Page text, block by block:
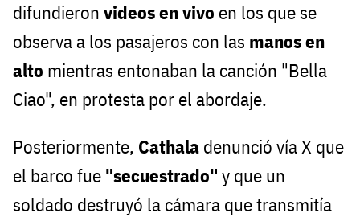
difundieron videos en vivo en los que se
observa a los pasajeros con las manos en
alto mientras entonaban la canción "Bella
Ciao", en protesta por el abordaje.
Posteriormente, Cathala denunció vía X que
el barco fue "secuestrado" y que un
soldado destruyó la cámara que transmitía